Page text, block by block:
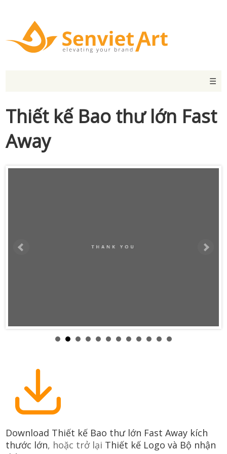
☰
Thiết kế Bao thư lớn Fast
Away
Download Thiết kế Bao thư lớn Fast Away kích
thước lớn, hoặc trở lại Thiết kế Logo và Bộ nhận